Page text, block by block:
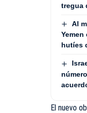
tregua
Al
hutíes
El nuevo